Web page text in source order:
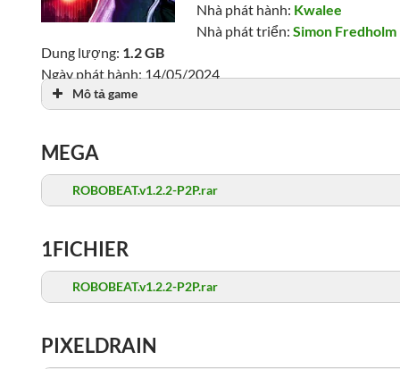
Nhà phát hành: Kwalee
Nhà phát triển:Simon Fredholm
Dung lượng: 1.2 GB
Ngày phát hành: 14/05/2024
Lượt xem: 9,826
Mô tả game
MEGA
ROBOBEAT.v1.2.2-P2P.rar
1FICHIER
ROBOBEAT.v1.2.2-P2P.rar
PIXELDRAIN